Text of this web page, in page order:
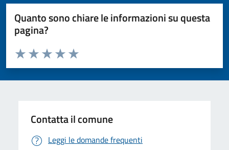
Quanto sono chiare le informazioni su questa
pagina?
Valuta da 1 a 5 stelle la pagina
Valuta 5 stelle su 5
Valuta 4 stelle su 5
Valuta 3 stelle su 5
Valuta 2 stelle su 5
Valuta 1 stelle su 5
Contatta il comune
Leggi le domande frequenti